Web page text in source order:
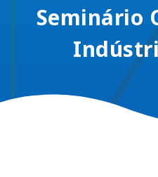
Seminário